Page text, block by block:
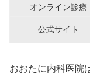
オンライン診療
公式サイト
おおたに内科医院